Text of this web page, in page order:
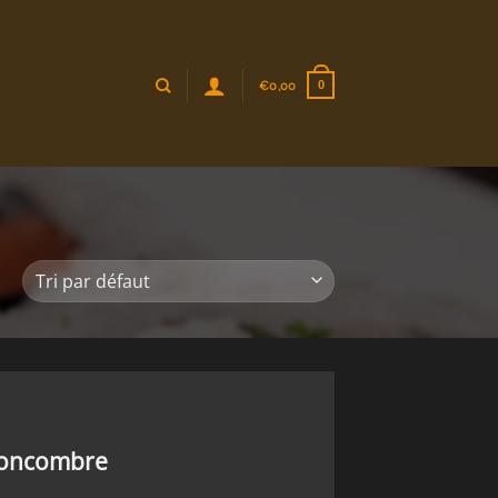
€0,00 0